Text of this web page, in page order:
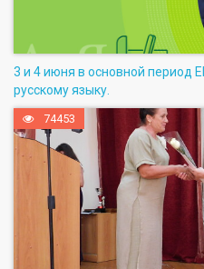
3 и 4 июня в основной период
русскому языку.
74453